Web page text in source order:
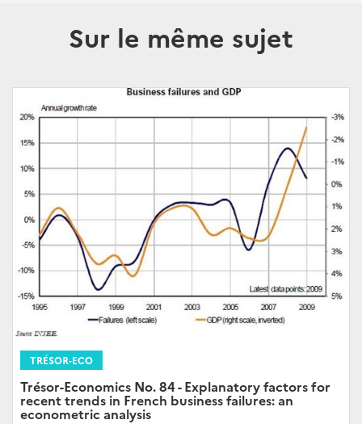
Sur le même sujet
TRÉSOR-ECO
Trésor-Economics No. 84 - Explanatory factors for
recent trends in French business failures: an
econometric analysis